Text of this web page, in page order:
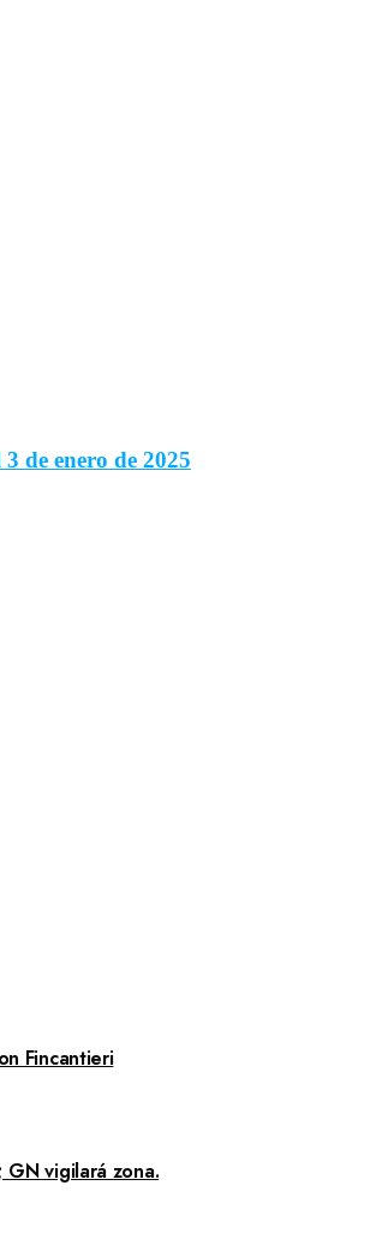
de enero de 2025
Fincantieri
vigilará zona.